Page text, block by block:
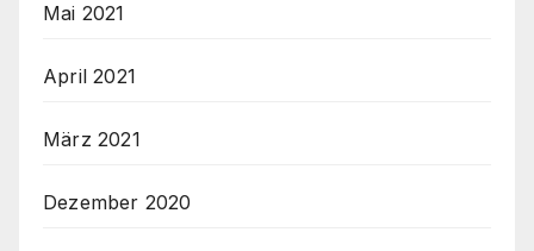
Mai 2021
April 2021
März 2021
Dezember 2020